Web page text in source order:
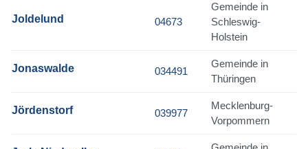
Joldelund 04673
Gemeinde in
Schleswig-
Holstein
Jonaswalde 034491
Gemeinde in
Thüringen
Jördenstorf 039977
Mecklenburg-
Vorpommern